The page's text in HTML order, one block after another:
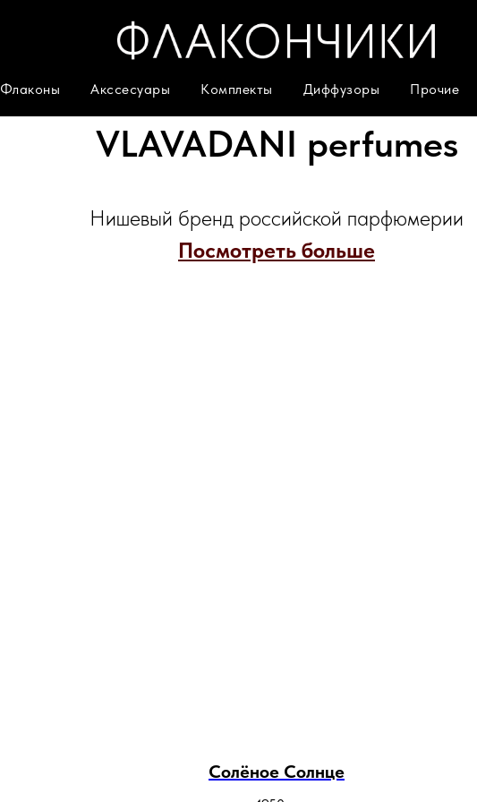
Флаконы Акссесуары Комплекты Диффузоры Прочие
VLAVADANI perfumes
Нишевый бренд российской парфюмерии
Посмотреть больше
Солёное Солнце